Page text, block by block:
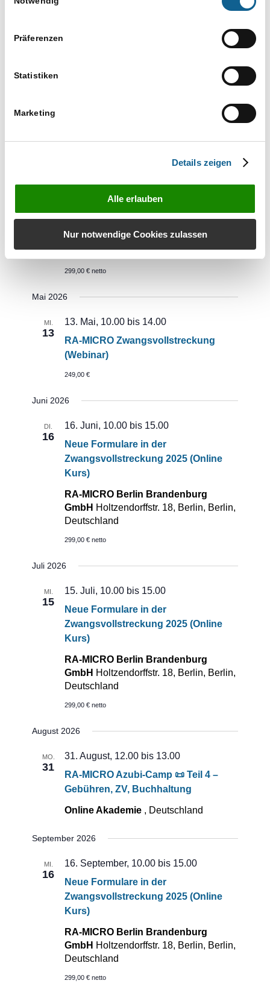
Präferenzen
Statistiken
Marketing
Details zeigen
Alle erlauben
Nur notwendige Cookies zulassen
30
Lösung – mit der letzten Ausfertigung
GmbHHoltzendorffstr. 18, Berlin, Berlin,
Deutschland
299,00 € netto
Mai 2026
MI.
13
RA-MICRO Zwangsvollstreckung
(Webinar)
13. Mai, 10.00 bis 14.00
249,00 €
Juni 2026
DI.
16
Neue Formulare in der
Zwangsvollstreckung 2025 (Online
Kurs)
16. Juni, 10.00 bis 15.00
RA-MICRO Berlin Brandenburg
GmbH Holtzendorffstr. 18, Berlin, Berlin,
Deutschland
299,00 € netto
Juli 2026
MI.
15
Neue Formulare in der
Zwangsvollstreckung 2025 (Online
Kurs)
15. Juli, 10.00 bis 15.00
RA-MICRO Berlin Brandenburg
GmbH Holtzendorffstr. 18, Berlin, Berlin,
Deutschland
299,00 € netto
August 2026
MO.
31
RA-MICRO Azubi-Camp 📜 Teil 4 –
Gebühren, ZV, Buchhaltung
31. August, 12.00 bis 13.00
Online Akademie , Deutschland
September 2026
MI.
16
Neue Formulare in der
Zwangsvollstreckung 2025 (Online
Kurs)
16. September, 10.00 bis 15.00
RA-MICRO Berlin Brandenburg
GmbH Holtzendorffstr. 18, Berlin, Berlin,
Deutschland
299,00 € netto